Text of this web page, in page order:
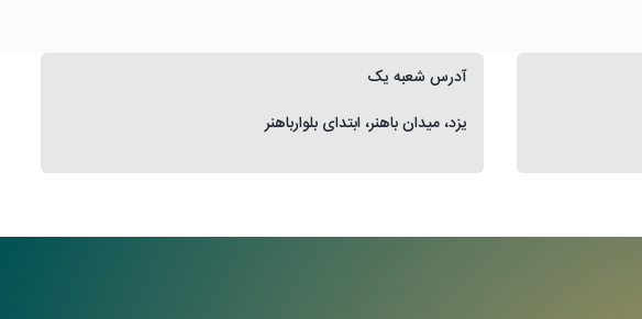
آدرس شعبه یک
یزد، میدان باهنر، ابتدای بلوارباهنر